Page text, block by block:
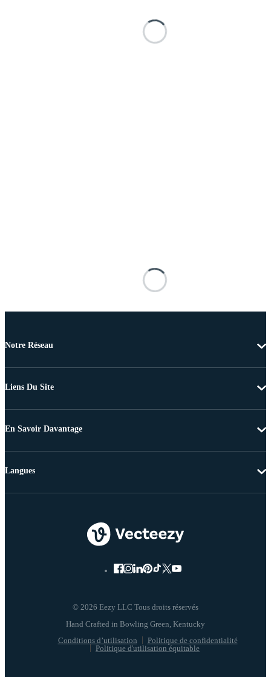
Notre Réseau
Liens Du Site
En Savoir Davantage
© 2026 Eezy LLC Tous droits réservés
Conditions d’utilisation
Politique de confidentialité
Politique d'utilisation équitable
Langues